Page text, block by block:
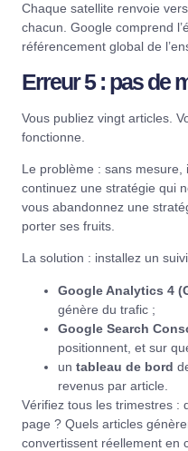
Chaque satellite renvoie
chacun. Google comprend
référencement global de
Erreur 5 : pas de
Vous publiez vingt articles.
fonctionne.
Le problème : sans mesure,
continuez une stratégie qui
vous abandonnez une
porter ses fruits.
La solution : installez un
Google Analytics 4
génère du trafic ;
Google Search
positionnent, et sur
un tableau de bord
revenus par article.
Vérifiez tous les trimestres :
page ? Quels articles
convertissent réellement en